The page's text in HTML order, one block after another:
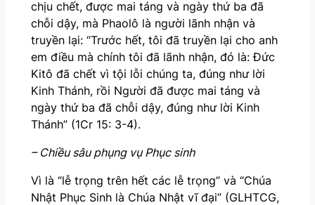
chịu chết, được mai táng và ngày thứ ba đã
chỗi dậy, mà Phaolô là người lãnh nhận và
truyền lại: “Trước hết, tôi đã truyền lại cho anh
em điều mà chính tôi đã lãnh nhận, đó là: Đức
Kitô đã chết vì tội lỗi chúng ta, đúng như lời
Kinh Thánh, rồi Người đã được mai táng và
ngày thứ ba đã chỗi dậy, đúng như lời Kinh
Thánh” (1Cr 15: 3-4).
– Chiều sâu phụng vụ Phục sinh
Vì là “lễ trọng trên hết các lễ trọng” và “Chúa
Nhật Phục Sinh là Chúa Nhật vĩ đại” (GLHTCG,